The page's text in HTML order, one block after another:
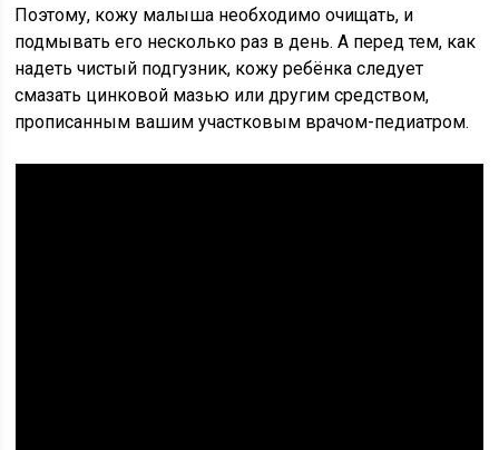
Поэтому, кожу малыша необходимо очищать, и
подмывать его несколько раз в день. А перед тем, как
надеть чистый подгузник, кожу ребёнка следует
смазать цинковой мазью или другим средством,
прописанным вашим участковым врачом-педиатром.